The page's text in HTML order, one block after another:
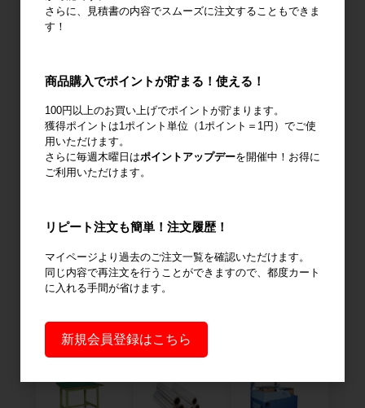
ラック
ット
6輪台車 ラック Zラック
トスロープ
台車・手押し
台車
リフター・ハ
ンドパレット
さらに、見積書の内容でスムーズに注文することもできま
す！
商品購入でポイントが貯まる！使える！
100円以上のお買い上げでポイントが貯まります。
獲得ポイントは1ポイント単位（1ポイント＝1円）でご使
用いただけます。
さらに毎週木曜日はポイントアップデーを開催中！お得に
ご利用いただけます。
リピート注文も簡単！注文履歴！
マイページより過去のご注文一覧を確認いただけます。
同じ内容で再注文を行うことができますので、都度カート
に入れる手間が省けます。
新規会員登録はこちら